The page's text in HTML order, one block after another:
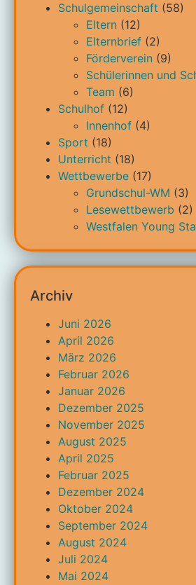
Schulgemeinschaft (58)
Eltern (12)
Elternbrief (2)
Förderverein (9)
Schülerinnen und
Team (6)
Schulhof (12)
Innenhof (4)
Sport (18)
Unterricht (18)
Wettbewerbe (17)
Grundschul-WM (3)
Lesewettbewerb (2)
Westfalen Young
Archiv
Juni 2026
April 2026
März 2026
Februar 2026
Januar 2026
Dezember 2025
November 2025
August 2025
April 2025
Februar 2025
Dezember 2024
Oktober 2024
September 2024
August 2024
Juli 2024
Mai 2024